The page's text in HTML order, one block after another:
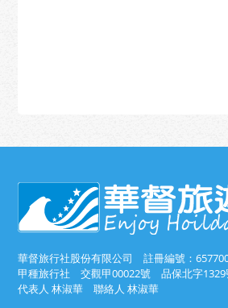
華督旅行社股份有限公司 註冊編號：
甲種旅行社 交觀甲00022號 品保北字1329
代表人 林淑華 聯絡人 林淑華